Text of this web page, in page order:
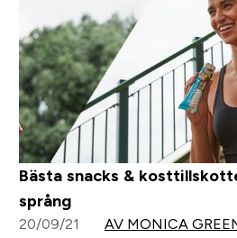
Bästa snacks &
språng
20/09/21 AV MONICA